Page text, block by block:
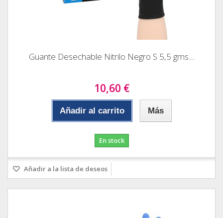
Guante Desechable Nitrilo Negro S 5,5 gms....
10,60 €
Añadir al carrito Más
En stock
Añadir a la lista de deseos